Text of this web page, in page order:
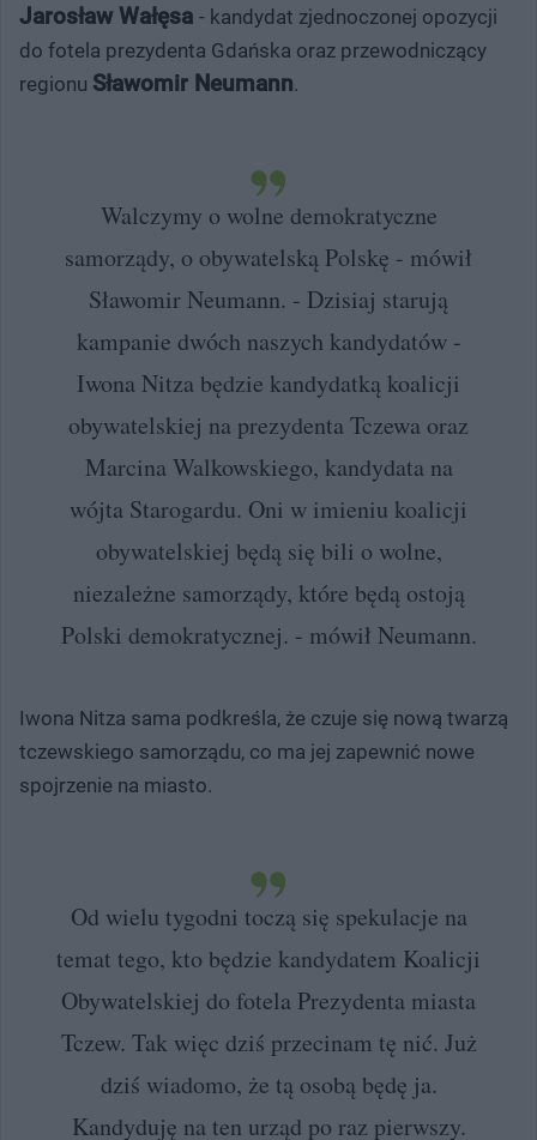
Jarosław Wałęsa - kandydat zjednoczonej opozycji
do fotela prezydenta Gdańska oraz przewodniczący
regionu Sławomir Neumann.
Walczymy o wolne demokratyczne
samorządy, o obywatelską Polskę - mówił
Sławomir Neumann. - Dzisiaj starują
kampanie dwóch naszych kandydatów -
Iwona Nitza będzie kandydatką koalicji
obywatelskiej na prezydenta Tczewa oraz
Marcina Walkowskiego, kandydata na
wójta Starogardu. Oni w imieniu koalicji
obywatelskiej będą się bili o wolne,
niezależne samorządy, które będą ostoją
Polski demokratycznej. - mówił Neumann.
Iwona Nitza sama podkreśla, że czuje się nową twarzą
tczewskiego samorządu, co ma jej zapewnić nowe
spojrzenie na miasto.
Od wielu tygodni toczą się spekulacje na
temat tego, kto będzie kandydatem Koalicji
Obywatelskiej do fotela Prezydenta miasta
Tczew. Tak więc dziś przecinam tę nić. Już
dziś wiadomo, że tą osobą będę ja.
Kandyduję na ten urząd po raz pierwszy.